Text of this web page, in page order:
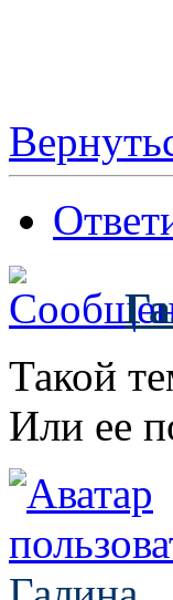
Такой
Или ее